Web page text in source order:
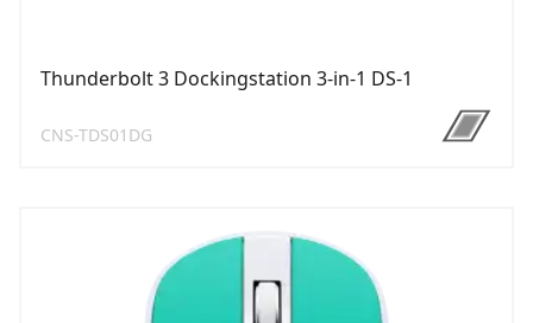
Thunderbolt 3 Dockingstation 3-in-1 DS-1
CNS-TDS01DG